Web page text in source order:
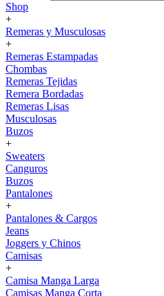
Shop
+
Remeras y Musculosas
+
Remeras Estampadas
Chombas
Remeras Tejidas
Remera Bordadas
Remeras Lisas
Musculosas
Buzos
+
Sweaters
Canguros
Buzos
Pantalones
+
Pantalones & Cargos
Jeans
Joggers y Chinos
Camisas
+
Camisa Manga Larga
Camisas Manga Corta